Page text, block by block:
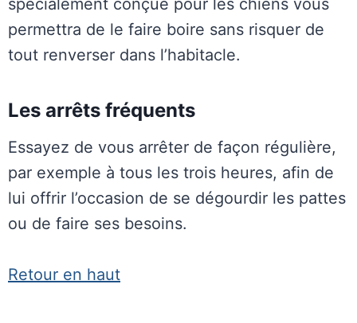
spécialement conçue pour les chiens vous
permettra de le faire boire sans risquer de
tout renverser dans l’habitacle.
Les arrêts fréquents
Essayez de vous arrêter de façon régulière,
par exemple à tous les trois heures, afin de
lui offrir l’occasion de se dégourdir les pattes
ou de faire ses besoins.
Retour en haut